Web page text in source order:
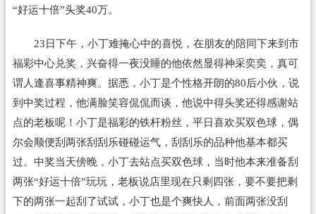
“好运十倍”头奖40万。
23日下午，小丁难掩心中的喜悦，在朋友的陪同下来到市
福彩中心兑奖，兴奋得一夜没睡的他依然显得神采奕奕，真可
谓人逢喜事精神爽。据悉，小丁是个性格开朗的80后小伙，说
到中奖过程，他满脸笑容侃侃而谈，他说中得头奖还得感谢站
点的老板呢！小丁是福彩的铁杆粉丝，平日喜欢买双色球，偶
尔会顺便刮两张刮刮乐碰碰运气，刮刮乐的品种他基本都买
过。中奖当天傍晚，小丁去站点买双色球，当时他本来准备刮
两张“好运十倍”玩玩，老板说店里现在只剩四张，要不要把剩
下的两张一起刮了试试，小丁也是个爽快人，前面两张没刮